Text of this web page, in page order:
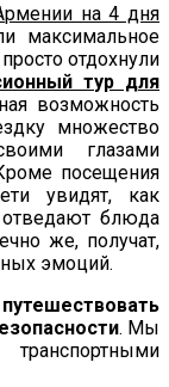
на 4 дня
максимальное
отдохнули
тур для
возможность
множество
глазами
посещения
увидят, как
блюда
же, получат,
эмоций.
. Мы